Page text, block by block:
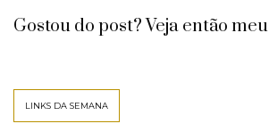
Gostou do post? Veja então meu
LINKS DA SEMANA